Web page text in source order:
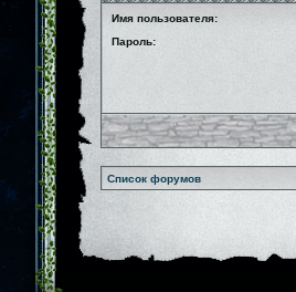
Имя пользователя:
Пароль:
Список форумов